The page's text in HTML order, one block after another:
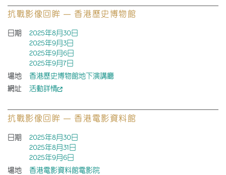
抗戰影像回眸 — 香港電影資料館
日期
2025年8月30日
2025年8月31日
2025年9月6日
場地
香港電影資料館電影院
抗戰影像回眸 — 香港歷史博物館
日期
2025年8月30日
2025年9月3日
2025年9月6日
2025年9月7日
場地
香港歷史博物館地下演講廳
網址
活動詳情